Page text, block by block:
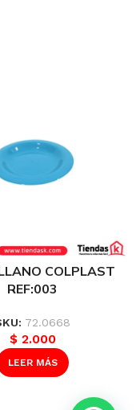
COLPLAST
REF:003
72.0668
$2.000
LEER MÁS